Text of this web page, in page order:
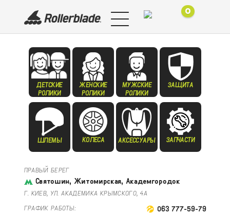
0
ДЕТСКИЕ
РОЛИКИ
ЖЕНСКИЕ
РОЛИКИ
МУЖСКИЕ
РОЛИКИ
ЗАЩИТА
ШЛЕМЫ КОЛЕСА АКСЕССУАРЫ ЗАПЧАСТИ
ПРАВЫЙ БЕРЕГ
Святошин, Житомирская, Академгородок
Г. КИЕВ, УЛ. АКАДЕМИКА КРЫМСКОГО, 4А
ГРАФИК РАБОТЫ:
063 777-59-79